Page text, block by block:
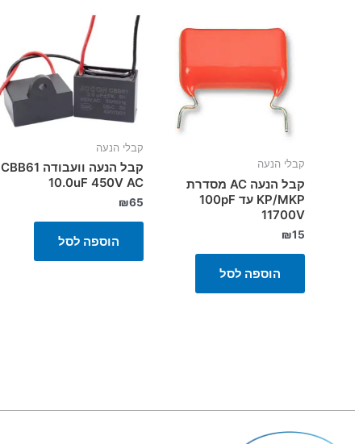
קבלי הנעה
קבל הנעה AC מסדרת
KP/MKP עד 100pF
11700V
₪15
הוספה לסל
קבלי הנעה
קבל הנעה וועבודה CBB61
10.0uF 450V AC
₪65
הוספה לסל